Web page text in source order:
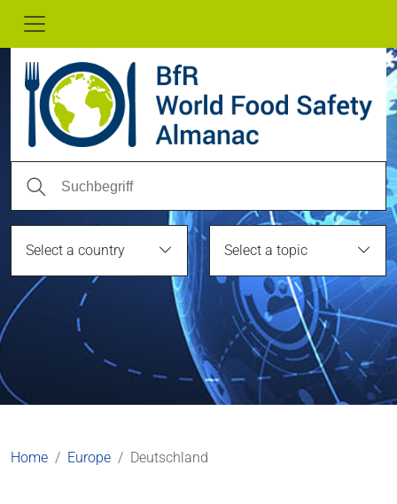
Select a country Select a topic
Home Europe Deutschland